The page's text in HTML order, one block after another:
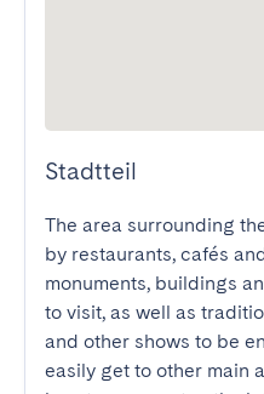
Stadtteil
The area surrounding
by restaurants, cafés
monuments, buildings
to visit, as well as
and other shows to be
easily get to other main